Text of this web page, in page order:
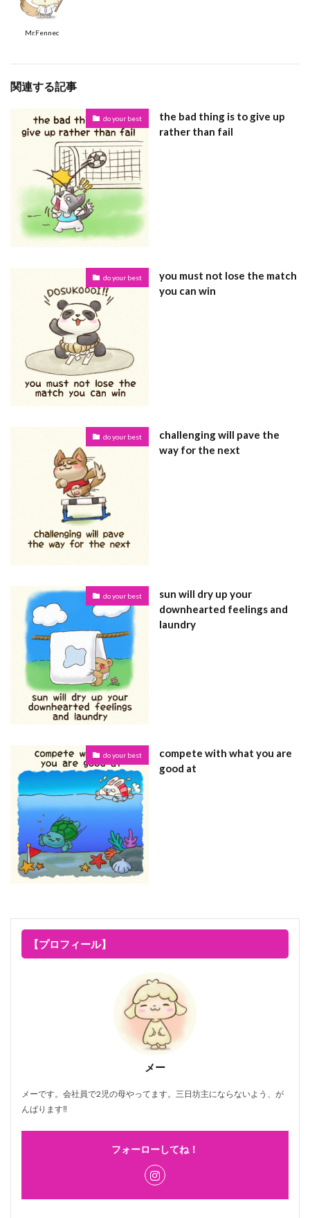
Mr.Fennec
関連する記事
do your best
the bad thing is to give up
rather than fail
do your best
you must not lose the match
you can win
do your best
challenging will pave the
way for the next
do your best
sun will dry up your
downhearted feelings and
laundry
do your best
compete with what you are
good at
【プロフィール】
メー
メーです。会社員で2児の母やってます。三日坊主にならないよう、が
んばります‼
フォーローしてね！